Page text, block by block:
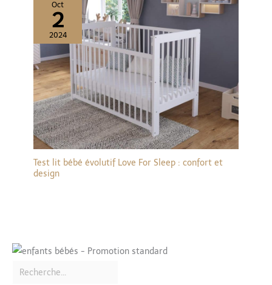
Oct
2
2024
Test lit bébé évolutif Love For Sleep : confort et
design